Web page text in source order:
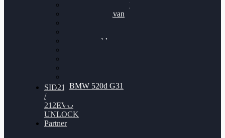
VW Passat 2.0TDI
VW T6 Multivan
BMW 120d
BMW 520d G31
SID212
/
212EVO
UNLOCK
Partner